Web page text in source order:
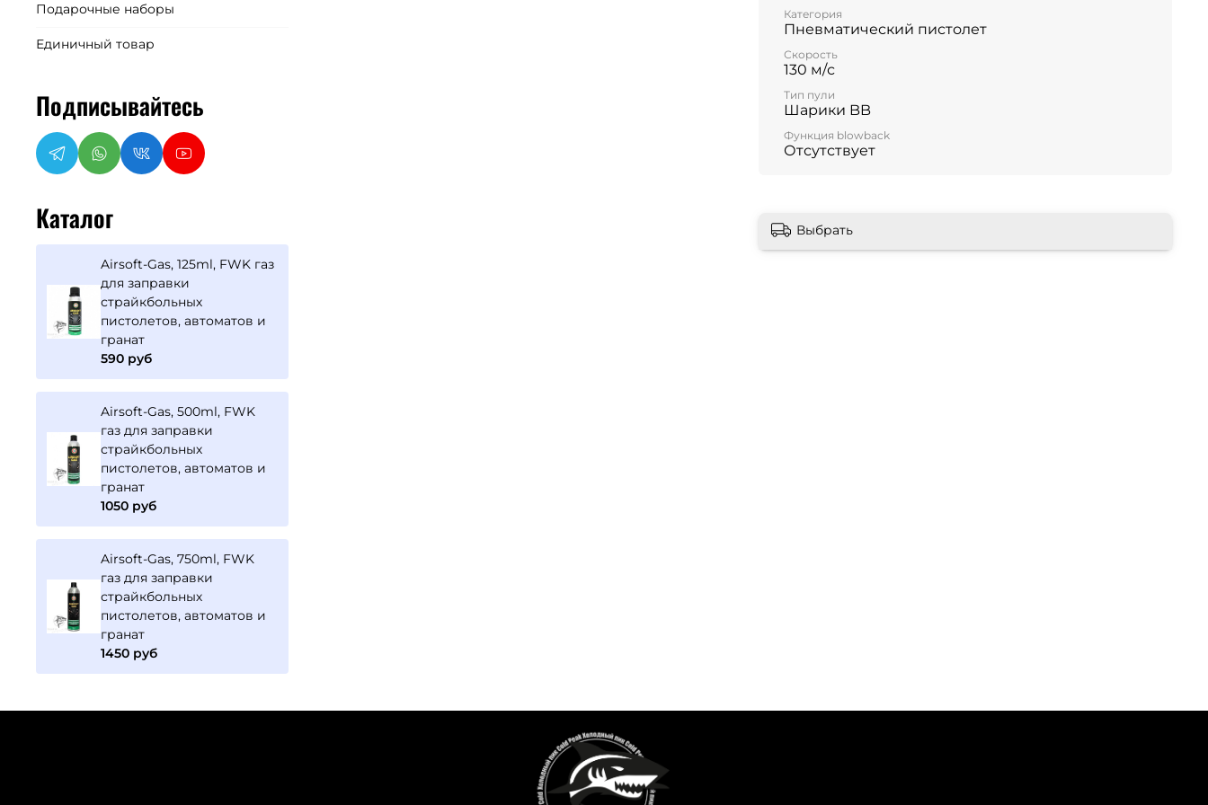
Категория
Пневматический пистолет
Скорость
130 м/с
Тип пули
Шарики BB
Функция blowback
Отсутствует
Выбрать
Подарочные наборы
Единичный товар
Подписывайтесь
Каталог
Airsoft-Gas, 125ml, FWK газ
для заправки
страйкбольных
пистолетов, автоматов и
гранат
590 руб
Airsoft-Gas, 500ml, FWK
газ для заправки
страйкбольных
пистолетов, автоматов и
гранат
1050 руб
Airsoft-Gas, 750ml, FWK
газ для заправки
страйкбольных
пистолетов, автоматов и
гранат
1450 руб